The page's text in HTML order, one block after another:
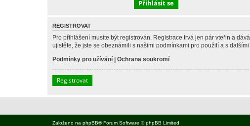
REGISTROVAT
Pro přihlášení musíte být registrován. Registrace trvá jen pár vteřin a
ujistěte, že jste se obeznámili s našimi podmínkami pro použití a s
Podmínky pro užívání | Ochrana soukromí
Registrovat
Založeno na phpBB® Forum Software © phpBB Limited